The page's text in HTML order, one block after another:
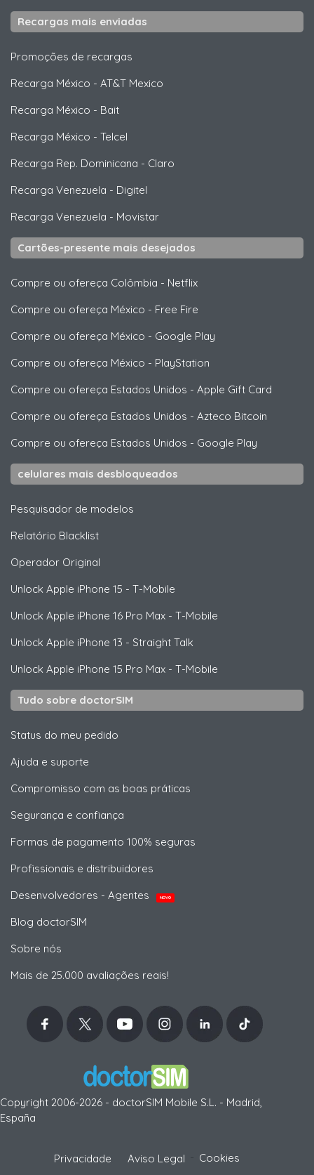
Recargas mais enviadas
Promoções de recargas
Recarga México - AT&T Mexico
Recarga México - Bait
Recarga México - Telcel
Recarga Rep. Dominicana - Claro
Recarga Venezuela - Digitel
Recarga Venezuela - Movistar
Cartões-presente mais desejados
Compre ou ofereça Colômbia - Netflix
Compre ou ofereça México - Free Fire
Compre ou ofereça México - Google Play
Compre ou ofereça México - PlayStation
Compre ou ofereça Estados Unidos - Apple Gift Card
Compre ou ofereça Estados Unidos - Azteco Bitcoin
Compre ou ofereça Estados Unidos - Google Play
celulares mais desbloqueados
Pesquisador de modelos
Relatório Blacklist
Operador Original
Unlock Apple iPhone 15 - T-Mobile
Unlock Apple iPhone 16 Pro Max - T-Mobile
Unlock Apple iPhone 13 - Straight Talk
Unlock Apple iPhone 15 Pro Max - T-Mobile
Tudo sobre doctorSIM
Status do meu pedido
Ajuda e suporte
Compromisso com as boas práticas
Segurança e confiança
Formas de pagamento 100% seguras
Profissionais e distribuidores
Desenvolvedores - Agentes
NOVO
Blog doctorSIM
Sobre nós
Mais de 25.000 avaliações reais!
Copyright 2006-2026 - doctorSIM Mobile S.L. - Madrid,
España
Privacidade Aviso Legal Cookies